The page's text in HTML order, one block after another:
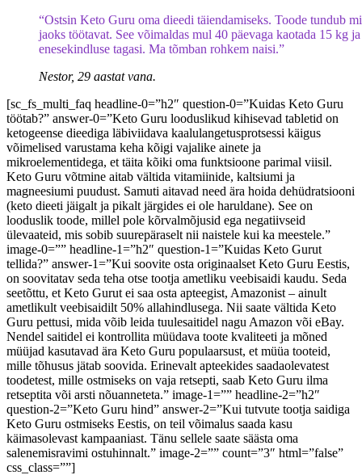
“Ostsin Keto Guru oma dieedi täiendamiseks. Toode tundub
jaoks töötavat. See võimaldas mul 40 päevaga kaotada 15 kg
enesekindluse tagasi. Ma tõmban rohkem naisi.”
Nestor, 29 aastat vana.
[sc_fs_multi_faq headline-0=”h2″ question-0=”Kuidas Keto Guru
töötab?” answer-0=”Keto Guru looduslikud kihisevad tabletid on
ketogeense dieediga läbiviidava kaalulangetusprotsessi käigus
võimelised varustama keha kõigi vajalike ainete ja
mikroelementidega, et täita kõiki oma funktsioone parimal viisil.
Keto Guru võtmine aitab vältida vitamiinide, kaltsiumi ja
magneesiumi puudust. Samuti aitavad need ära hoida dehüdratsiooni
(keto dieeti jäigalt ja pikalt järgides ei ole haruldane). See on
looduslik toode, millel pole kõrvalmõjusid ega negatiivseid
ülevaateid, mis sobib suurepäraselt nii naistele kui ka meestele.”
image-0=”” headline-1=”h2″ question-1=”Kuidas Keto Gurut
tellida?” answer-1=”Kui soovite osta originaalset Keto Guru Eestis,
on soovitatav seda teha otse tootja ametliku veebisaidi kaudu. Seda
seetõttu, et Keto Gurut ei saa osta apteegist, Amazonist – ainult
ametlikult veebisaidilt 50% allahindlusega. Nii saate vältida Keto
Guru pettusi, mida võib leida tuulesaitidel nagu Amazon või eBay.
Nendel saitidel ei kontrollita müüdava toote kvaliteeti ja mõned
müüjad kasutavad ära Keto Guru populaarsust, et müüa tooteid,
mille tõhusus jätab soovida. Erinevalt apteekides saadaolevatest
toodetest, mille ostmiseks on vaja retsepti, saab Keto Guru ilma
retseptita või arsti nõuanneteta.” image-1=”” headline-2=”h2″
question-2=”Keto Guru hind” answer-2=”Kui tutvute tootja saidiga
Keto Guru ostmiseks Eestis, on teil võimalus saada kasu
käimasolevast kampaaniast. Tänu sellele saate säästa oma
salenemisravimi ostuhinnalt.” image-2=”” count=”3″ html=”false”
css_class=””]